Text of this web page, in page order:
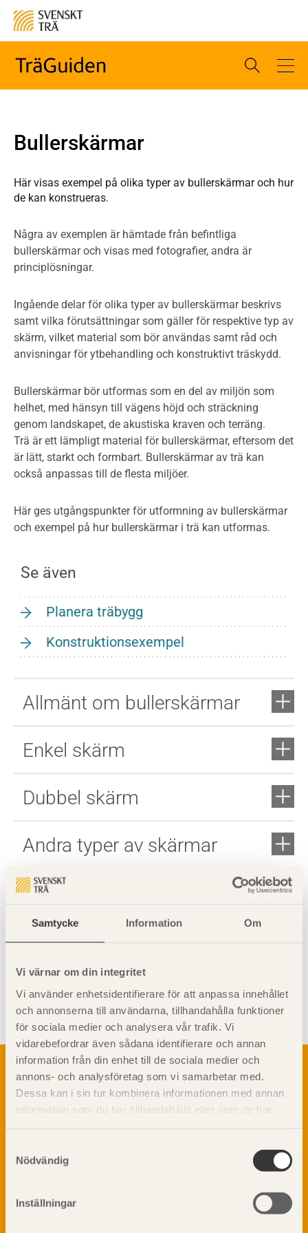
Samtycke Information Om
Vi värnar om din integritet
Vi använder enhetsidentifierare för att anpassa innehållet
och annonserna till användarna, tillhandahålla funktioner
för sociala medier och analysera vår trafik. Vi
vidarebefordrar även sådana identifierare och annan
information från din enhet till de sociala medier och
annons- och analysföretag som vi samarbetar med.
Dessa kan i sin tur kombinera informationen med annan
information som du har tillhandahållit eller som de har
Nödvändig
Inställningar
Bullerskärmar
Här visas exempel på olika typer av bullerskärmar och hur
de kan konstrueras.
Några av exemplen är hämtade från befintliga
bullerskärmar och visas med fotografier, andra är
principlösningar.
Ingående delar för olika typer av bullerskärmar beskrivs
samt vilka förutsättningar som gäller för respektive typ av
skärm, vilket material som bör användas samt råd och
anvisningar för ytbehandling och konstruktivt träskydd.
Bullerskärmar bör utformas som en del av miljön som
helhet, med hänsyn till vägens höjd och sträckning
genom landskapet, de akustiska kraven och terräng.
Trä är ett lämpligt material för bullerskärmar, eftersom det
är lätt, starkt och formbart. Bullerskärmar av trä kan
också anpassas till de flesta miljöer.
Här ges utgångspunkter för utformning av bullerskärmar
och exempel på hur bullerskärmar i trä kan utformas.
Se även
Planera träbygg
Konstruktionsexempel
Allmänt om bullerskärmar
Enkel skärm
Dubbel skärm
Andra typer av skärmar
Om trä
Materialet trä
Sågverksprocessen
Fakta om Limträ
TräGuiden är den digitala handboken för trä och
träbyggande och innehåller information om